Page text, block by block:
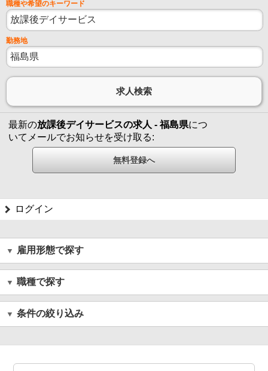
職種や希望のキーワード
勤務地
最新の放課後デイサービスの求人 - 福島県につ
いてメールでお知らせを受け取る:
ログイン
雇用形態で探す
職種で探す
条件の絞り込み